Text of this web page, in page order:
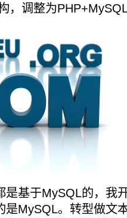
，调整为
是基于MySQL的，我
是MySQL。转型做文